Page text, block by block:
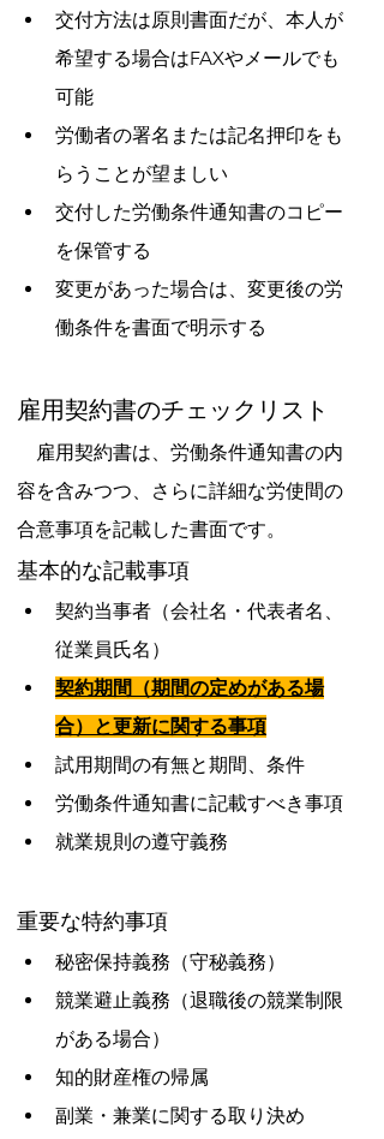
交付方法は原則書面だが、本人が
希望する場合はFAXやメールでも
可能
労働者の署名または記名押印をも
らうことが望ましい
交付した労働条件通知書のコピー
を保管する
変更があった場合は、変更後の労
働条件を書面で明示する
雇用契約書のチェックリスト
雇用契約書は、労働条件通知書の内
容を含みつつ、さらに詳細な労使間の
合意事項を記載した書面です。
基本的な記載事項
契約当事者（会社名・代表者名、
従業員氏名）
契約期間（期間の定めがある場
合）と更新に関する事項
試用期間の有無と期間、条件
労働条件通知書に記載すべき事項
就業規則の遵守義務
重要な特約事項
秘密保持義務（守秘義務）
競業避止義務（退職後の競業制限
がある場合）
知的財産権の帰属
副業・兼業に関する取り決め